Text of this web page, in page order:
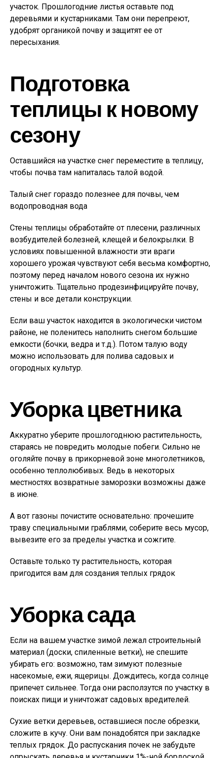
участок. Прошлогодние листья оставьте под
деревьями и кустарниками. Там они перепреют,
удобрят органикой почву и защитят ее от
пересыхания.
Подготовка
теплицы к новому
сезону
Оставшийся на участке снег переместите в теплицу,
чтобы почва там напиталась талой водой.
Талый снег гораздо полезнее для почвы, чем
водопроводная вода
Стены теплицы обработайте от плесени, различных
возбудителей болезней, клещей и белокрылки. В
условиях повышенной влажности эти враги
хорошего урожая чувствуют себя весьма комфортно,
поэтому перед началом нового сезона их нужно
уничтожить. Тщательно продезинфицируйте почву,
стены и все детали конструкции.
Если ваш участок находится в экологически чистом
районе, не поленитесь наполнить снегом большие
емкости (бочки, ведра и т.д.). Потом талую воду
можно использовать для полива садовых и
огородных культур.
Уборка цветника
Аккуратно уберите прошлогоднюю растительность,
стараясь не повредить молодые побеги. Сильно не
оголяйте почву в прикорневой зоне многолетников,
особенно теплолюбивых. Ведь в некоторых
местностях возвратные заморозки возможны даже
в июне.
А вот газоны почистите основательно: прочешите
траву специальными граблями, соберите весь мусор,
вывезите его за пределы участка и сожгите.
Оставьте только ту растительность, которая
пригодится вам для создания теплых грядок
Уборка сада
Если на вашем участке зимой лежал строительный
материал (доски, спиленные ветки), не спешите
убирать его: возможно, там зимуют полезные
насекомые, ежи, ящерицы. Дождитесь, когда солнце
припечет сильнее. Тогда они расползутся по участку в
поисках пищи и уничтожат садовых вредителей.
Сухие ветки деревьев, оставшиеся после обрезки,
сложите в кучу. Они вам понадобятся при закладке
теплых грядок. До распускания почек не забудьте